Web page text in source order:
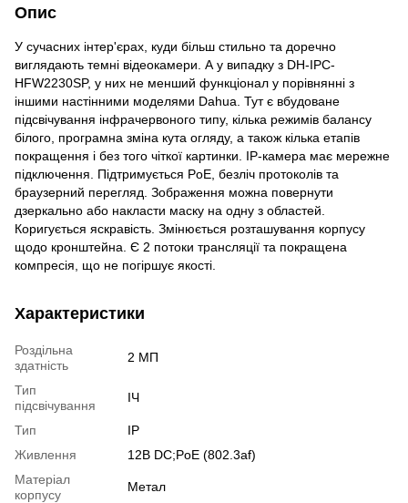
Опис
У сучасних інтер'єрах, куди більш стильно та доречно
виглядають темні відеокамери. А у випадку з DH-IPC-
HFW2230SP, у них не менший функціонал у порівнянні з
іншими настінними моделями Dahua. Тут є вбудоване
підсвічування інфрачервоного типу, кілька режимів балансу
білого, програмна зміна кута огляду, а також кілька етапів
покращення і без того чіткої картинки. IP-камера має мережне
підключення. Підтримується PoE, безліч протоколів та
браузерний перегляд. Зображення можна повернути
дзеркально або накласти маску на одну з областей.
Коригується яскравість. Змінюється розташування корпусу
щодо кронштейна. Є 2 потоки трансляції та покращена
компресія, що не погіршує якості.
Характеристики
Роздільна
здатність
2 МП
Тип
підсвічування
ІЧ
Тип
IP
Живлення
12В DС;PoE (802.3af)
Матеріал
корпусу
Метал